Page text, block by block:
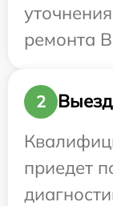
ремонта
2
приедет